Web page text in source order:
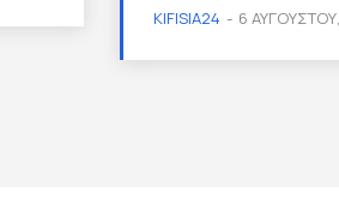
KIFISIA24 - 6